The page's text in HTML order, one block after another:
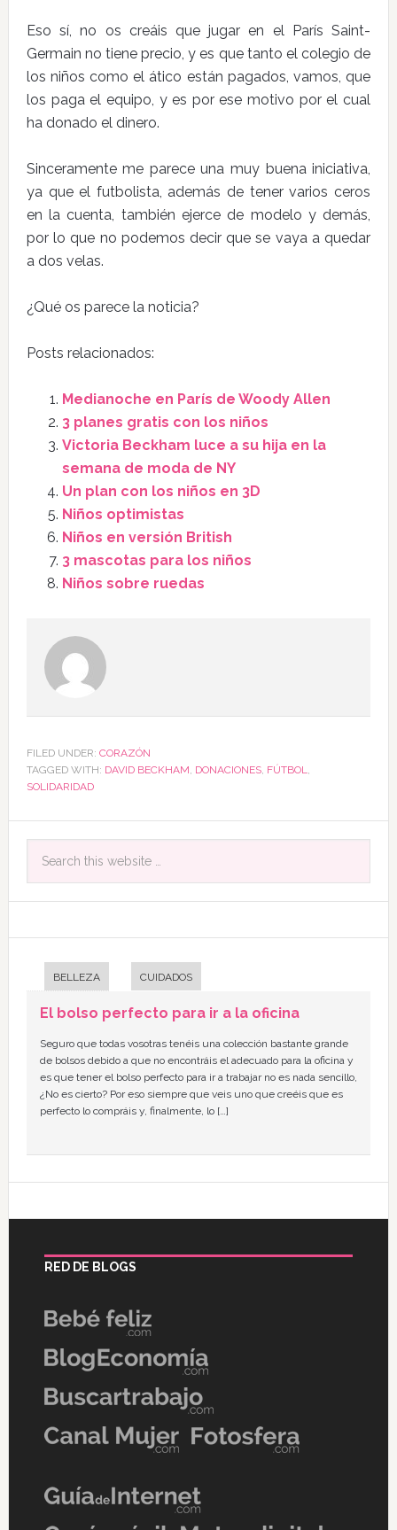
Eso sí, no os creáis que jugar en el París Saint-
Germain no tiene precio, y es que tanto el colegio de
los niños como el ático están pagados, vamos, que
los paga el equipo, y es por ese motivo por el cual
ha donado el dinero.
Sinceramente me parece una muy buena iniciativa,
ya que el futbolista, además de tener varios ceros
en la cuenta, también ejerce de modelo y demás,
por lo que no podemos decir que se vaya a quedar
a dos velas.
¿Qué os parece la noticia?
Posts relacionados:
Medianoche en París de Woody Allen
3 planes gratis con los niños
Victoria Beckham luce a su hija en la
semana de moda de NY
Un plan con los niños en 3D
Niños optimistas
Niños en versión British
3 mascotas para los niños
Niños sobre ruedas
FILED UNDER: CORAZÓN
TAGGED WITH: DAVID BECKHAM, DONACIONES, FÚTBOL,
SOLIDARIDAD
BELLEZA CUIDADOS
El bolso perfecto para ir a la oficina
Seguro que todas vosotras tenéis una colección bastante grande
de bolsos debido a que no encontráis el adecuado para la oficina y
es que tener el bolso perfecto para ir a trabajar no es nada sencillo,
¿No es cierto? Por eso siempre que veis uno que creéis que es
perfecto lo compráis y, finalmente, lo […]
RED DE BLOGS